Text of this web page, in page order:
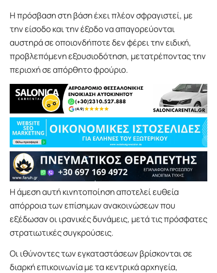
Η πρόσβαση στη βάση έχει πλέον σφραγιστεί, με
την είσοδο και την έξοδο να απαγορεύονται
αυστηρά σε οποιονδήποτε δεν φέρει την ειδική,
προβλεπόμενη εξουσιοδότηση, μετατρέποντας την
περιοχή σε απόρθητο φρούριο.
Η άμεση αυτή κινητοποίηση αποτελεί ευθεία
απόρροια των επίσημων ανακοινώσεων που
εξέδωσαν οι ιρανικές δυνάμεις, μετά τις πρόσφατες
στρατιωτικές συγκρούσεις.
Οι ιθύνοντες των εγκαταστάσεων βρίσκονται σε
διαρκή επικοινωνία με τα κεντρικά αρχηγεία,